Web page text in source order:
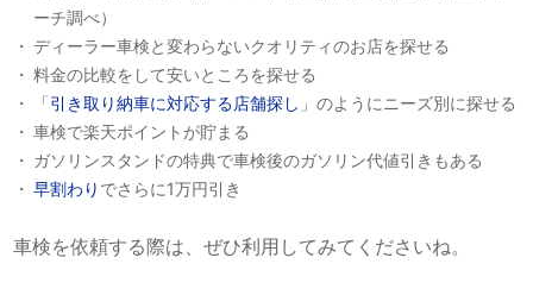
ーチ調べ）
ディーラー車検と変わらないクオリティのお店を探せる
料金の比較をして安いところを探せる
「引き取り納車に対応する店舗探し 」のようにニーズ別に探せる
車検で楽天ポイントが貯まる
ガソリンスタンドの特典で車検後のガソリン代値引きもある
早割わり でさらに1万円引き
車検を依頼する際は、ぜひ利用してみてくださいね。